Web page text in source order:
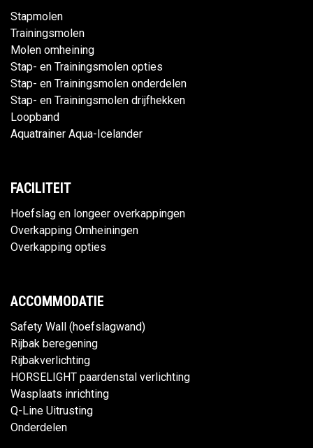
Stapmolen
Trainingsmolen
Molen omheining
Stap- en Trainingsmolen opties
Stap- en Trainingsmolen onderdelen
Stap- en Trainingsmolen drijfhekken
Loopband
Aquatrainer Aqua-Icelander
FACILITEIT
Hoefslag en longeer overkappingen
Overkapping Omheiningen
Overkapping opties
ACCOMMODATIE
Safety Wall (hoefslagwand)
Rijbak beregening
Rijbakverlichting
HORSELIGHT paardenstal verlichting
Wasplaats inrichting
Q-Line Uitrusting
Onderdelen